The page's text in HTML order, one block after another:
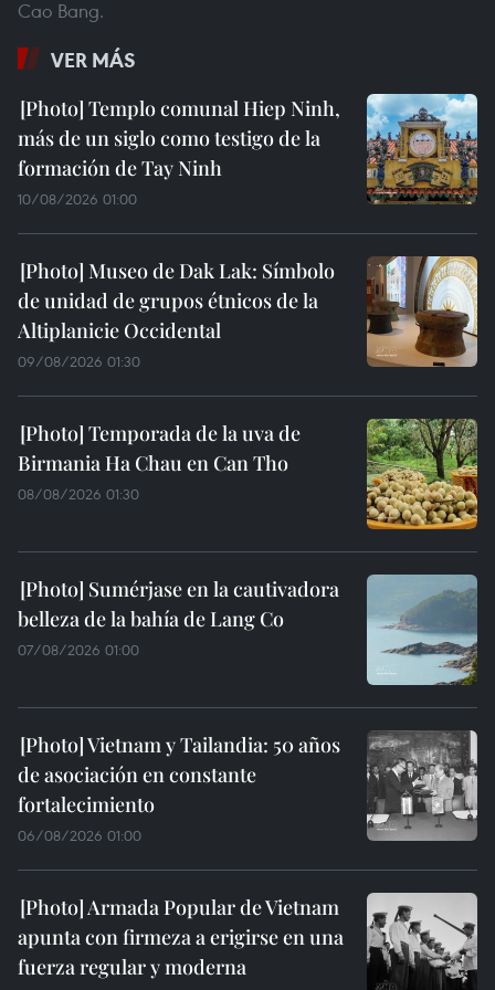
Cao Bang.
VER MÁS
Templo comunal Hiep Ninh,
más de un siglo como testigo de la
formación de Tay Ninh
10/08/2026 01:00
Museo de Dak Lak: Símbolo
de unidad de grupos étnicos de la
Altiplanicie Occidental
09/08/2026 01:30
Temporada de la uva de
Birmania Ha Chau en Can Tho
08/08/2026 01:30
Sumérjase en la cautivadora
belleza de la bahía de Lang Co
07/08/2026 01:00
Vietnam y Tailandia: 50 años
de asociación en constante
fortalecimiento
06/08/2026 01:00
Armada Popular de Vietnam
apunta con firmeza a erigirse en una
fuerza regular y moderna